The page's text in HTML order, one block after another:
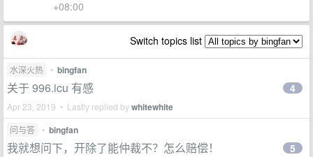
+08:00
Switch topics list
水深火热 • bingfan
关于 996.icu 有感
Apr 23, 2019 • Lastly replied bywhitewhite
4
问与答 • bingfan
我就想问下，开除了能仲裁不？怎么赔偿！ 5